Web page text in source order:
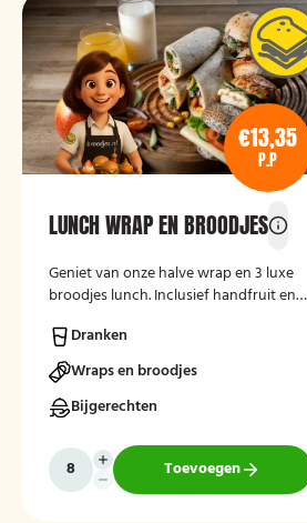
€13,35
P.P
LUNCH WRAP EN BROODJES
Geniet van onze halve wrap en 3 luxe
broodjes lunch. Inclusief handfruit en
op je thuisadres of op kantoor.
Smakelijk!
Dranken
Wraps en broodjes
Bijgerechten
Toevoegen